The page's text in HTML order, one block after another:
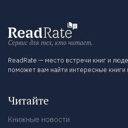
Сервис для тех, кто читает.
ReadRate — место встречи книг и
поможет вам найти интересные книги
Читайте
Книжные новости